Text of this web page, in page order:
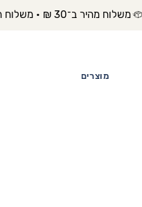
משלוח מהיר ב־30 ₪ • משלוח חינם מעל ₪399 • מוצר שלישי ב־50% הנחה
מוצרים